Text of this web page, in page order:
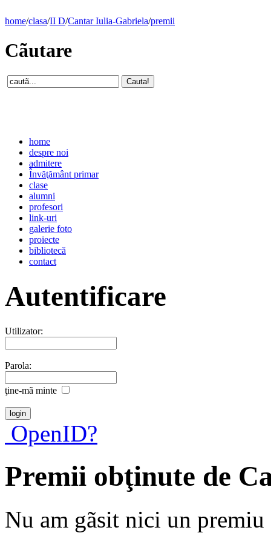
home/clasa/II D/Cantar Iulia-Gabriela/premii
Cãutare
home
despre noi
admitere
Învăţământ primar
clase
alumni
profesori
link-uri
galerie foto
proiecte
bibliotecă
contact
Autentificare
Utilizator:
Parola:
ţine-mã minte
OpenID?
Premii obţinute de
Nu am gãsit nici un premiu